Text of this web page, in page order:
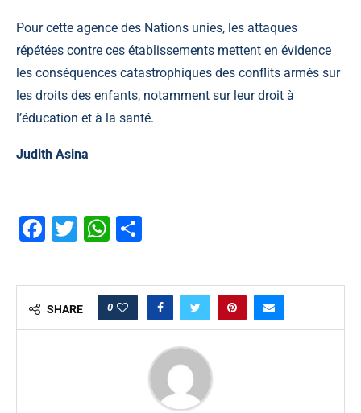
Pour cette agence des Nations unies, les attaques
répétées contre ces établissements mettent en évidence
les conséquences catastrophiques des conflits armés sur
les droits des enfants, notamment sur leur droit à
l’éducation et à la santé.
Judith Asina
Facebook
TwitterWhatsApp
SHARE 0